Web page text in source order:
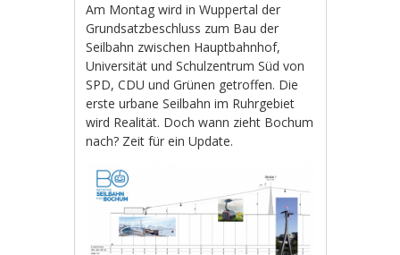
Am Montag wird in Wuppertal der
Grundsatzbeschluss zum Bau der
Seilbahn zwischen Hauptbahnhof,
Universität und Schulzentrum Süd von
SPD, CDU und Grünen getroffen. Die
erste urbane Seilbahn im Ruhrgebiet
wird Realität. Doch wann zieht Bochum
nach? Zeit für ein Update.